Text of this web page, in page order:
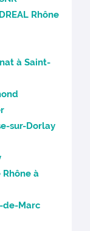
Rhône
à Saint-
sur-Dorlay
Rhône à
de-Marc